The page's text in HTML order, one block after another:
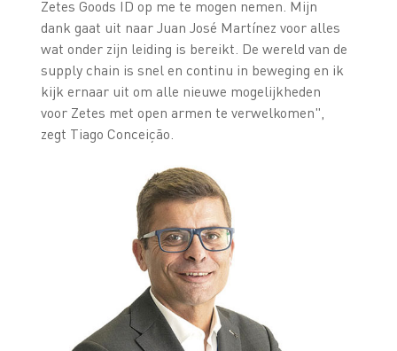
Zetes Goods ID op me te mogen nemen. Mijn
dank gaat uit naar Juan José Martínez voor alles
wat onder zijn leiding is bereikt. De wereld van de
supply chain is snel en continu in beweging en ik
kijk ernaar uit om alle nieuwe mogelijkheden
voor Zetes met open armen te verwelkomen",
zegt Tiago Conceição.